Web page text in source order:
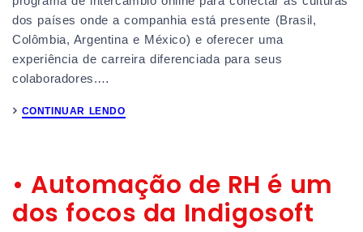
dos países onde a companhia está presente (Brasil,
Colômbia, Argentina e México) e oferecer uma
experiência de carreira diferenciada para seus
colaboradores.…
CONTINUAR LENDO
• Automação de RH é um
dos focos da Indigosoft